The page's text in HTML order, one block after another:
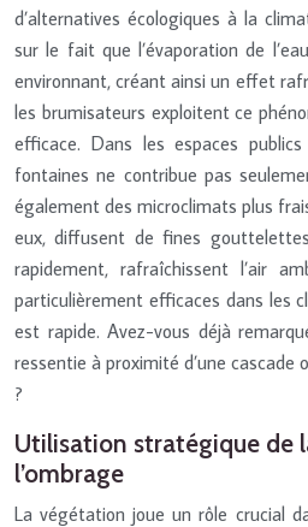
d’alternatives écologiques à la
sur le fait que l’évaporation de
environnant, créant ainsi un effet
les brumisateurs exploitent ce
efficace. Dans les espaces
fontaines ne contribue pas
également des microclimats plus
eux, diffusent de fines gouttelettes
rapidement, rafraîchissent l’air
particulièrement efficaces dans les
est rapide. Avez-vous déjà
ressentie à proximité d’une cascade
?
Utilisation stratégique de
l’ombrage
La végétation joue un rôle crucial